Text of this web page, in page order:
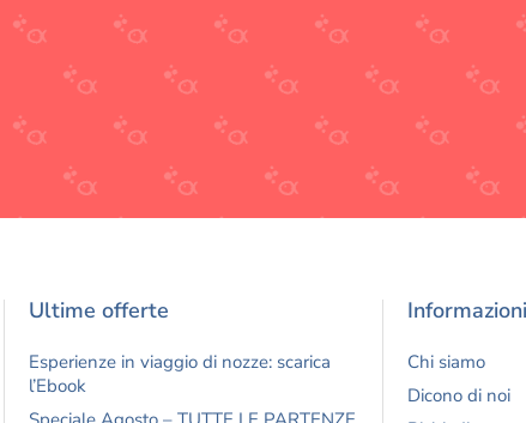
Ultime offerte
Esperienze in viaggio di nozze: scarica
l’Ebook
Chi siamo
Dicono di noi